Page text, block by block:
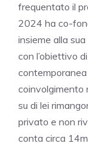
frequentato il
2024 ha co-
insieme alla sua
con l’obiettivo
coinvolgimento
su di lei
privato e non
conta circa